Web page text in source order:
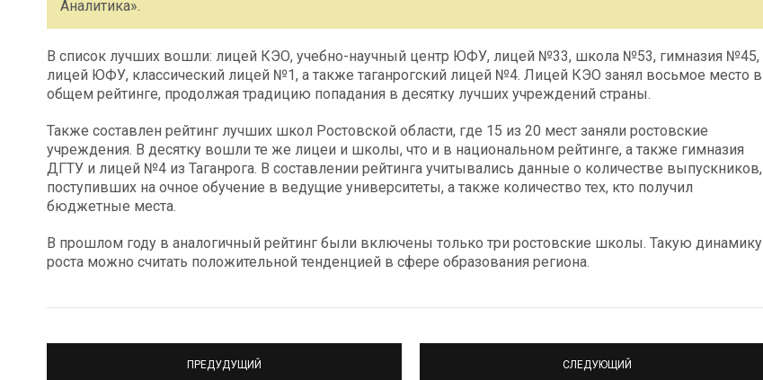
Аналитика».
В список лучших вошли: лицей КЭО, учебно-научный центр ЮФУ, лицей №33, школа №53, гимназия №45,
лицей ЮФУ, классический лицей №1, а также таганрогский лицей №4. Лицей КЭО занял восьмое место в
общем рейтинге, продолжая традицию попадания в десятку лучших учреждений страны.
Также составлен рейтинг лучших школ Ростовской области, где 15 из 20 мест заняли ростовские
учреждения. В десятку вошли те же лицеи и школы, что и в национальном рейтинге, а также гимназия
ДГТУ и лицей №4 из Таганрога. В составлении рейтинга учитывались данные о количестве выпускников,
поступивших на очное обучение в ведущие университеты, а также количество тех, кто получил
бюджетные места.
В прошлом году в аналогичный рейтинг были включены только три ростовские школы. Такую динамику
роста можно считать положительной тенденцией в сфере образования региона.
ПРЕДУДУЩИЙ СЛЕДУЮЩИЙ